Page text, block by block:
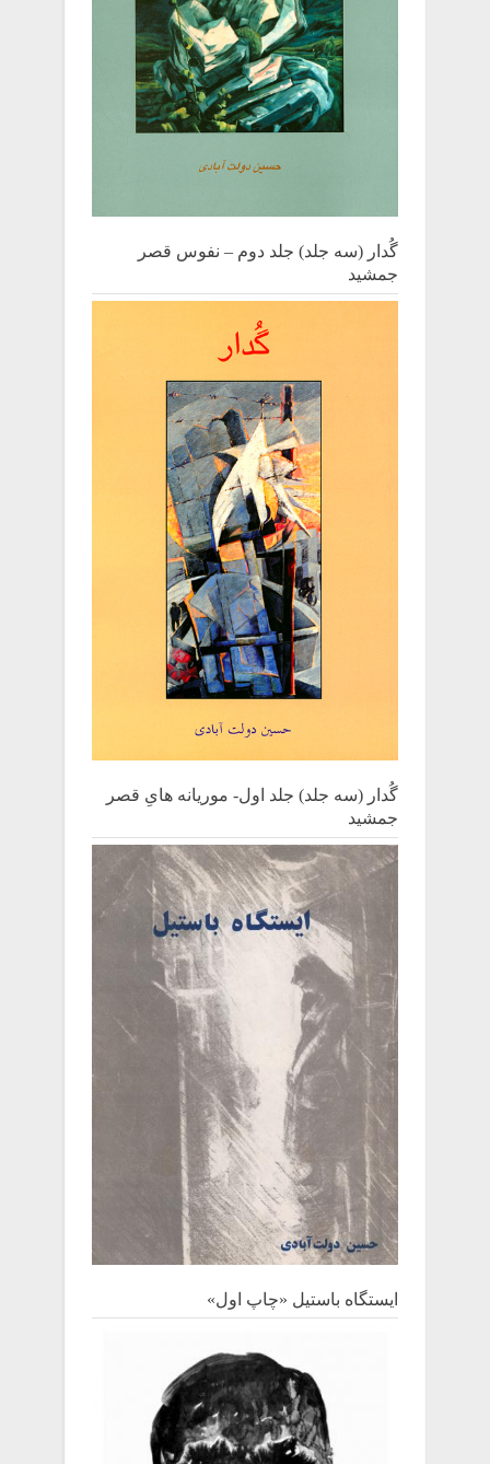
گُدار (سه جلد) جلد دوم – نفوس قصر
جمشید
گُدار (سه جلد) جلد اول- موریانه هایِ قصر
جمشید
ايستگاه باستيل «چاپ اول»